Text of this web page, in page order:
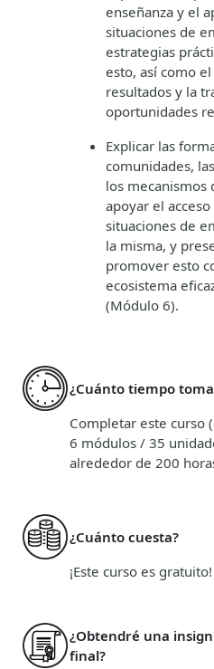
enseñanza y el
situaciones de
estrategias
esto, así como
resultados y la
oportunidades
Explicar las
comunidades,
los mecanismos
apoyar el
situaciones de
la misma, y
promover esto
ecosistema
(Módulo 6).
¿Cuánto tiempo
Completar este curso
6 módulos / 35
alrededor de 200
¿Cuánto cuesta?
¡Este curso es gratuito!
¿Obtendré una
final?